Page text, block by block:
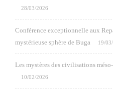
28/03/2026
Conférence exceptionnelle aux
mystérieuse sphère de Buga
19/
Les mystères des civilisations
10/02/2026